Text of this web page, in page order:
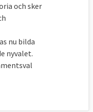
och sker
nu bilda
nyvalet.